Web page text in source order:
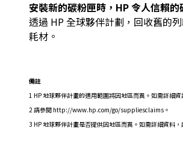
安裝新的碳粉匣時，HP 令人信賴
透過 HP 全球夥伴計劃，回收舊的
耗材。
備註
1 HP 地球夥伴計畫的適用範圍將因地區而異。如需詳
2 請參閱 http://www.hp.com/go/suppliesclaims。
3 HP 地球夥伴計畫是否提供因地區而異。如需詳細資